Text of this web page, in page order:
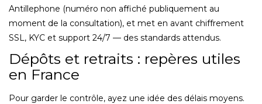
Antillephone (numéro non affiché publiquement au
moment de la consultation), et met en avant chiffrement
SSL, KYC et support 24/7 — des standards attendus.
Dépôts et retraits : repères utiles
en France
Pour garder le contrôle, ayez une idée des délais moyens.